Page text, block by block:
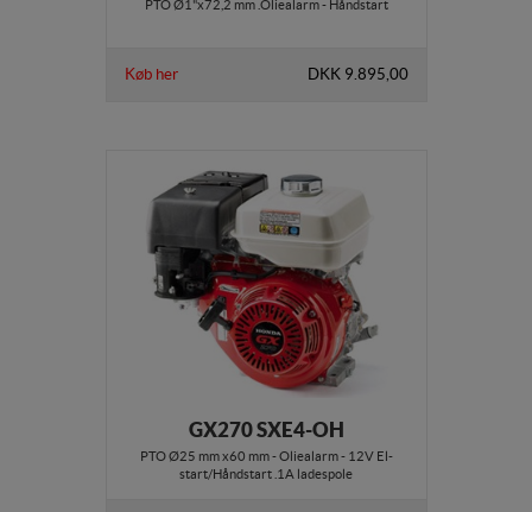
PTO Ø1"x72,2 mm .Oliealarm - Håndstart
Køb her DKK 9.895,00
GX270 SXE4-OH
PTO Ø25 mm x60 mm - Oliealarm - 12V El-
start/Håndstart .1A ladespole